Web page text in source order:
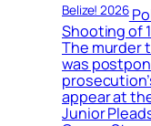
Belize! 2026
Shooting of
The murder
was
appear at
Junior